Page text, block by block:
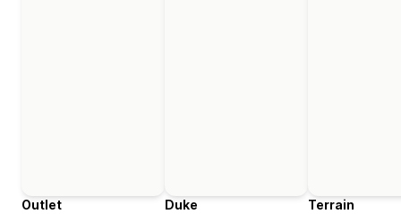
Outlet
Duke
Terrain